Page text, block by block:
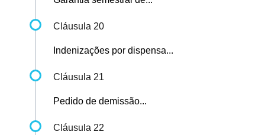
Cláusula 20
Indenizações por dispensa...
Cláusula 21
Pedido de demissão...
Cláusula 22